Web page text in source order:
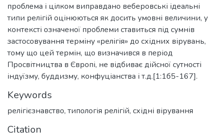
проблема і цілком виправдано веберовські ідеальні
типи релігій оцінюються як досить умовні величини, у
контексті означеної проблеми ставиться під сумнів
застосовування терміну «релігія» до східних вірувань,
тому що цей термін, що визначився в період
Просвітництва в Європі, не відбиває дійсної сутності
індуїзму, буддизму, конфуціанства і т.д.[1:1б5-167].
Keywords
релігієзнавство, типологія релігій, східні вірування
Citation